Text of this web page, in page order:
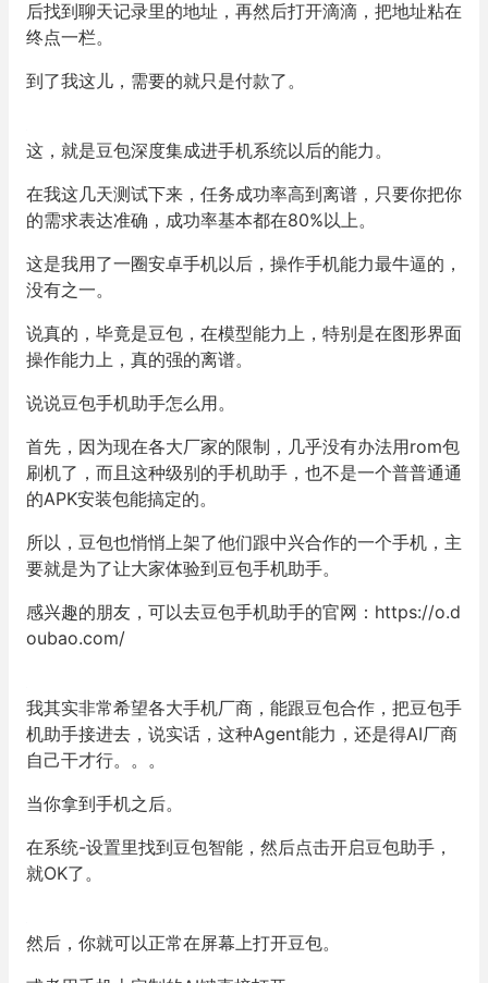
后找到聊天记录里的地址，再然后打开滴滴，把地址粘在
终点一栏。
到了我这儿，需要的就只是付款了。
这，就是豆包深度集成进手机系统以后的能力。
在我这几天测试下来，任务成功率高到离谱，只要你把你
的需求表达准确，成功率基本都在80%以上。
这是我用了一圈安卓手机以后，操作手机能力最牛逼的，
没有之一。
说真的，毕竟是豆包，在模型能力上，特别是在图形界面
操作能力上，真的强的离谱。
说说豆包手机助手怎么用。
首先，因为现在各大厂家的限制，几乎没有办法用rom包
刷机了，而且这种级别的手机助手，也不是一个普普通通
的APK安装包能搞定的。
所以，豆包也悄悄上架了他们跟中兴合作的一个手机，主
要就是为了让大家体验到豆包手机助手。
感兴趣的朋友，可以去豆包手机助手的官网： https://o.d
oubao.com/
我其实非常希望各大手机厂商，能跟豆包合作，把豆包手
机助手接进去，说实话，这种Agent能力，还是得AI厂商
自己干才行。。。
当你拿到手机之后。
在系统-设置里找到豆包智能，然后点击开启豆包助手，
就OK了。
然后，你就可以正常在屏幕上打开豆包。